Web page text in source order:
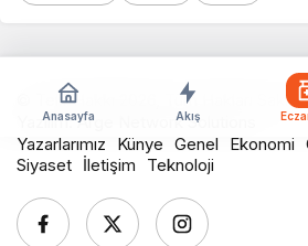
Anasayfa Akış
© Telif Hakkı 2026, Tüm Hakları
Yazılım:Arge Network Solutions
Yazarlarımız
Künye Genel Ekonomi
Siyaset İletişim Teknoloji